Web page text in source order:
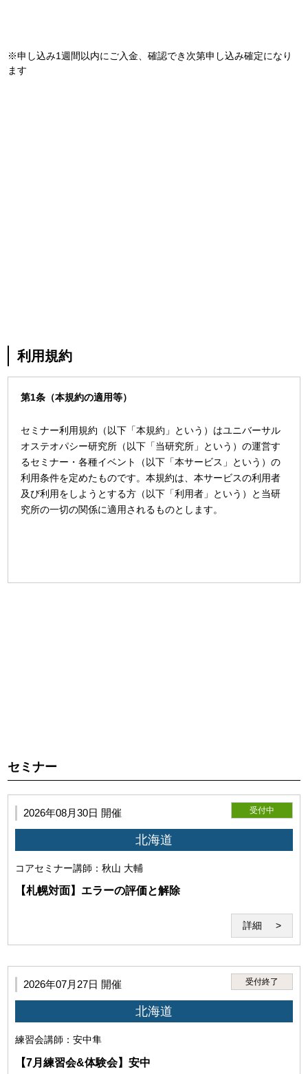
※申し込み1週間以内にご入金、確認でき次第申し込み確定になり
ます
利用規約
第1条（本規約の適用等）
セミナー利用規約（以下「本規約」という）はユニバーサル
オステオパシー研究所（以下「当研究所」という）の運営す
るセミナー・各種イベント（以下「本サービス」という）の
利用条件を定めたものです。本規約は、本サービスの利用者
及び利用をしようとする方（以下「利用者」という）と当研
究所の一切の関係に適用されるものとします。
とを目的とします。
第3条（本サービスの利用者）
本サービスを利用するには、以下の全てを満たす必要があり
セミナー
2026年08月30日 開催 受付中
北海道
コアセミナー講師：秋山 大輔
【札幌対面】エラーの評価と解除
詳細
2026年07月27日 開催 受付終了
北海道
練習会講師：安中隼
【7月練習会&体験会】安中